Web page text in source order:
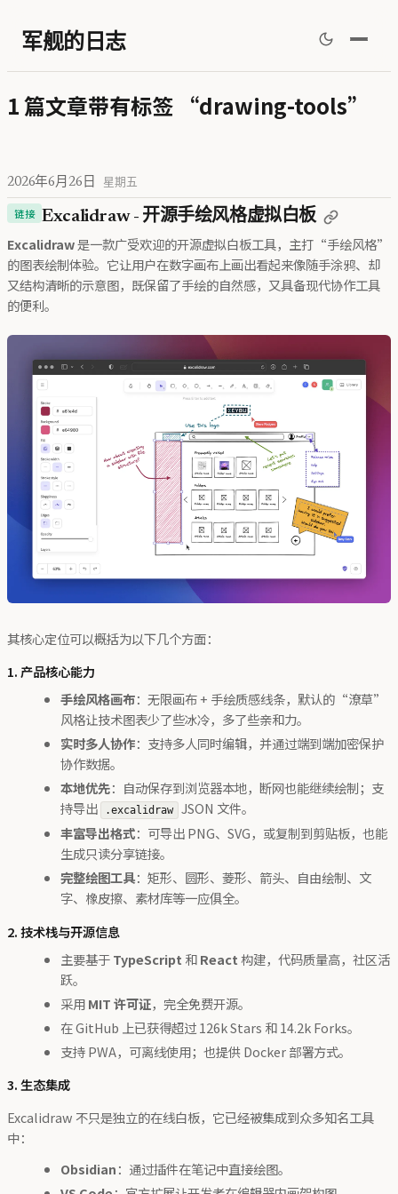
军舰的日志
1 篇文章带有标签 “drawing-tools”
2026年6月26日 星期五
链接 Excalidraw - 开源手绘风格虚拟白板
Excalidraw是一款广受欢迎的开源虚拟白板工具，主打“手绘风格”
的图表绘制体验。它让用户在数字画布上画出看起来像随手涂鸦、却
又结构清晰的示意图，既保留了手绘的自然感，又具备现代协作工具
的便利。
其核心定位可以概括为以下几个方面：
1. 产品核心能力
手绘风格画布：无限画布 + 手绘质感线条，默认的“潦草”
风格让技术图表少了些冰冷，多了些亲和力。
实时多人协作：支持多人同时编辑，并通过端到端加密保护
协作数据。
本地优先：自动保存到浏览器本地，断网也能继续绘制；支
持导出
.excalidraw JSON 文件。
丰富导出格式：可导出 PNG、SVG，或复制到剪贴板，也能
生成只读分享链接。
完整绘图工具：矩形、圆形、菱形、箭头、自由绘制、文
字、橡皮擦、素材库等一应俱全。
2. 技术栈与开源信息
主要基于TypeScript 和React构建，代码质量高，社区活
跃。
采用MIT 许可证，完全免费开源。
在 GitHub 上已获得超过 126k Stars 和 14.2k Forks。
支持 PWA，可离线使用；也提供 Docker 部署方式。
3. 生态集成
Excalidraw 不只是独立的在线白板，它已经被集成到众多知名工具
中：
Obsidian：通过插件在笔记中直接绘图。